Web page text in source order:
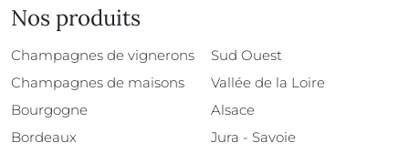
Nos produits
Champagnes de vignerons
Champagnes de maisons
Bourgogne
Bordeaux
Sud Ouest
Vallée de la Loire
Alsace
Jura - Savoie